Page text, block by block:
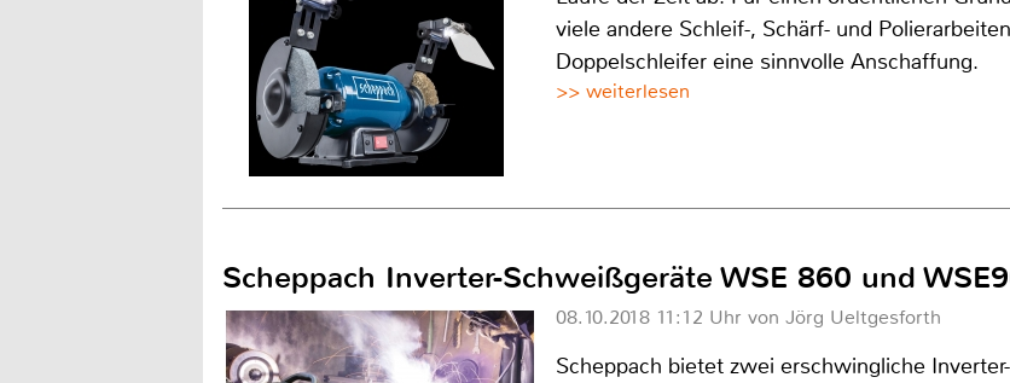
viele andere Schleif-, Schärf- und
Doppelschleifer eine sinnvolle Anschaffung.
>> weiterlesen
Scheppach Inverter-Schweißgeräte WSE 860 und
08.10.2018 11:12 Uhr von Jörg Ueltgesforth
Scheppach bietet zwei erschwingliche